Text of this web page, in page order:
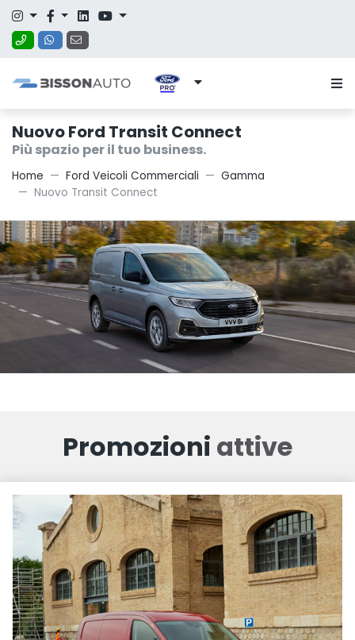
Nuovo Ford Transit Connect
Più spazio per il tuo business.
Home Ford Veicoli Commerciali
Gamma
Nuovo Transit Connect
Promozioni attive